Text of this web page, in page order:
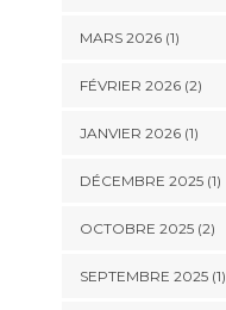
MARS 2026(1)
FÉVRIER 2026(2)
JANVIER 2026(1)
DÉCEMBRE 2025(1)
OCTOBRE 2025(2)
SEPTEMBRE 2025(1)